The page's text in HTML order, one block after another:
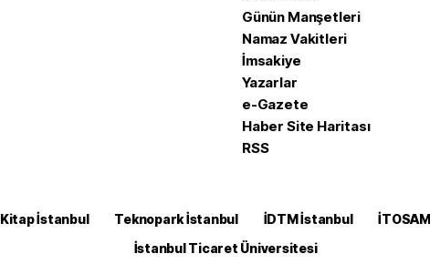
Günün Manşetleri
Namaz Vakitleri
İmsakiye
Yazarlar
e-Gazete
Haber Site Haritası
RSS
Kitap İstanbul Teknopark İstanbul İDTM İstanbul İTOSAM
İstanbul Ticaret Üniversitesi